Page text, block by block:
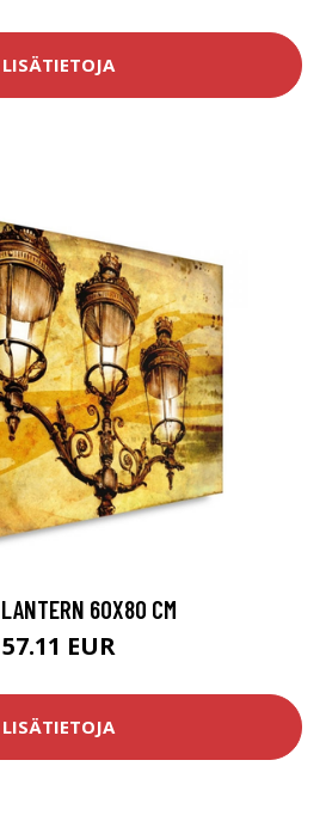
LISÄTIETOJA
60X80 CM
57.11 EUR
LISÄTIETOJA